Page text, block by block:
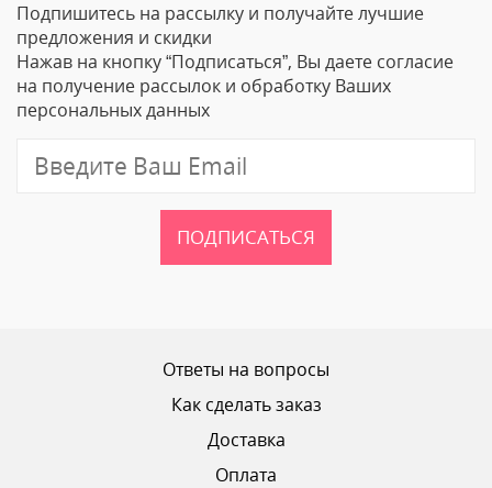
Подпишитесь на рассылку и получайте лучшие
предложения и скидки
Нажав на кнопку “Подписаться”, Вы даете согласие
на получение рассылок и обработку Ваших
персональных данных
ПОДПИСАТЬСЯ
Ответы на вопросы
Как сделать заказ
Доставка
Оплата